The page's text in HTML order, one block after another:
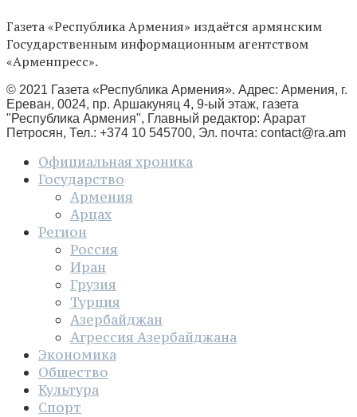
Газета «Республика Армения» издаётся армянским
Государственным информационным агентством
«Арменпресс».
© 2021 Газета «Республика Армения». Адрес: Армения, г.
Ереван, 0024, пр. Аршакуняц 4, 9-ый этаж, газета
"Республика Армения", Главный редактор: Арарат
Петросян, Тел.: +374 10 545700, Эл. почта: contact@ra.am
Официальная хроника
Государство
Армения
Арцах
Регион
Россия
Иран
Грузия
Турция
Азербайджан
Агрессия Азербайджана
Экономика
Общество
Культура
Спорт